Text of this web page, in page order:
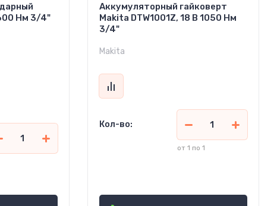
Нм 3/4"
Аккумуляторный гайковерт
Makita DTW1001Z, 18 В 1050 Нм
3/4"
Makita
Кол-во:
от 1 по 1